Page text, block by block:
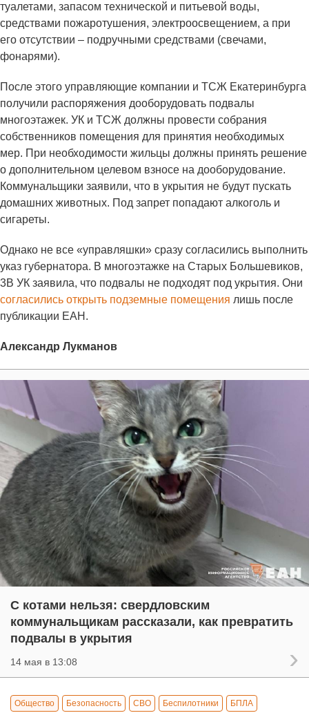
туалетами, запасом технической и питьевой воды,
средствами пожаротушения, электроосвещением, а при
его отсутствии – подручными средствами (свечами,
фонарями).
После этого управляющие компании и ТСЖ Екатеринбурга
получили распоряжения дооборудовать подвалы
многоэтажек. УК и ТСЖ должны провести собрания
собственников помещения для принятия необходимых
мер. При необходимости жильцы должны принять решение
о дополнительном целевом взносе на дооборудование.
Коммунальщики заявили, что в укрытия не будут пускать
домашних животных. Под запрет попадают алкоголь и
сигареты.
Однако не все «управляшки» сразу согласились выполнить
указ губернатора. В многоэтажке на Старых Большевиков,
3В УК заявила, что подвалы не подходят под укрытия. Они
согласились открыть подземные помещения лишь после
публикации ЕАН.
Александр Лукманов
С котами нельзя: свердловским
коммунальщикам рассказали, как превратить
подвалы в укрытия
14 мая в 13:08
Общество Безопасность СВО Беспилотники БПЛА